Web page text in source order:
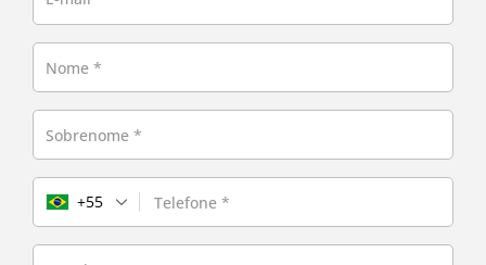
Nome *
Sobrenome *
Telefone *
+55